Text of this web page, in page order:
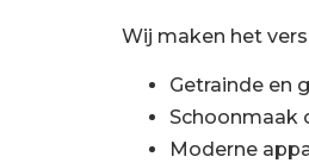
Wij maken het
Getrainde en
Schoonmaak
Moderne